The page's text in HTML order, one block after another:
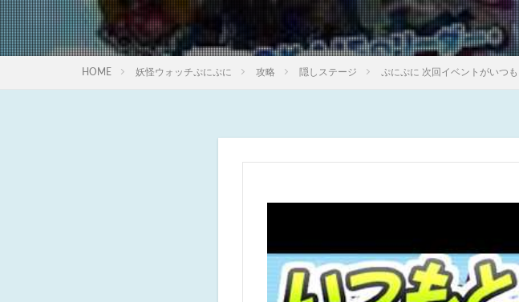
HOME 妖怪ウォッチぷにぷに 攻略 隠しステージ ぷにぷに 次回イベントがいつ